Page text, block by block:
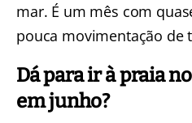
mar. É um mês com
pouca movimentação de
Dá para ir à praia
em junho?